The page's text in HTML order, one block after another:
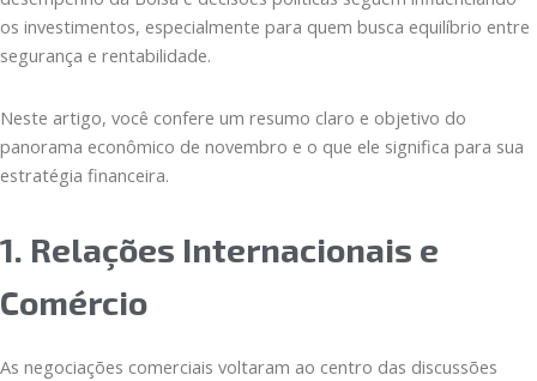
os investimentos, especialmente para quem busca equilíbrio entre
segurança e rentabilidade.
Neste artigo, você confere um resumo claro e objetivo do
panorama econômico de novembro e o que ele significa para sua
estratégia financeira.
1. Relações Internacionais e
Comércio
As negociações comerciais voltaram ao centro das discussões